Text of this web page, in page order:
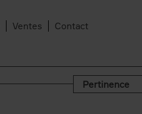
Ventes Contact
Pertinence